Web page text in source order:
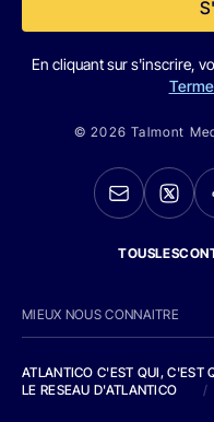
En cliquant sur s'inscrire,
© 2026 Talmont
MIEUX NOUS CONNAITRE
ATLANTICO C'EST QUI, C'EST
LE RESEAU D'ATLANTICO
/